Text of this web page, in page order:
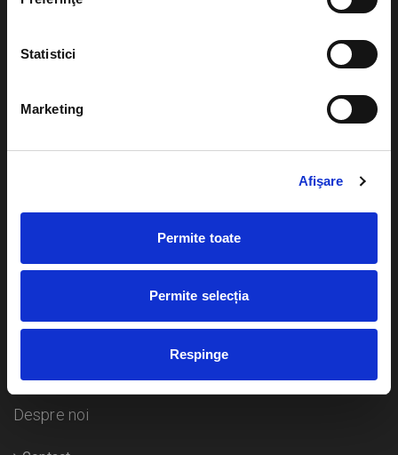
Statistici
Marketing
Afişare
Permite toate
Permite selecția
Respinge
Plata online sau cash
Livrare prin curier
Duplicare bilete
Concerte si
Despre noi